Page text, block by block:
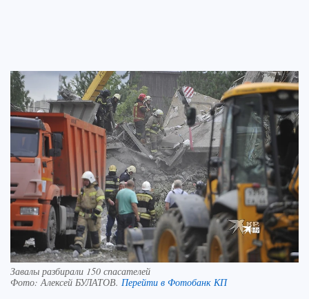
Завалы разбирали 150 спасателей
Фото: Алексей БУЛАТОВ. Перейти в Фотобанк КП